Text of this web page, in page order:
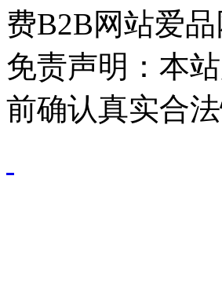
费B2B网站爱
免责声明：本
前确认真实合